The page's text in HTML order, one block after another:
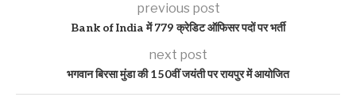
previous post
Bank of India में 779 क्रेडिट ऑफिसर पदों पर भर्ती
next post
भगवान बिरसा मुंडा की 150वीं जयंती पर रायपुर में आयोजित